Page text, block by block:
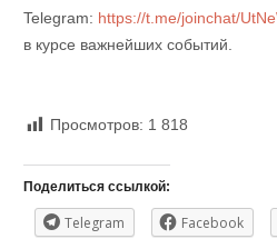
Telegram: https://t.me/joinchat/
в курсе важнейших событий.
Просмотров: 1 818
Поделиться ссылкой:
Telegram Facebook